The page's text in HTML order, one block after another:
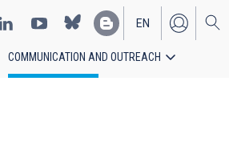
EN
ES
COMMUNICATION AND OUTREACH